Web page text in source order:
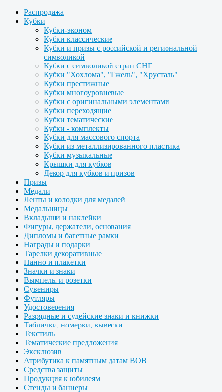
Распродажа
Кубки
Кубки-эконом
Кубки классические
Кубки и призы с российской и региональной
символикой
Кубки с символикой стран СНГ
Кубки "Хохлома", "Гжель", "Хрусталь"
Кубки престижные
Кубки многоуровневые
Кубки с оригинальными элементами
Кубки переходящие
Кубки тематические
Кубки - комплекты
Кубки для массового спорта
Кубки из металлизированного пластика
Кубки музыкальные
Крышки для кубков
Декор для кубков и призов
Призы
Медали
Ленты и колодки для медалей
Медальницы
Вкладыши и наклейки
Фигуры, держатели, основания
Дипломы и багетные рамки
Награды и подарки
Тарелки декоративные
Панно и плакетки
Значки и знаки
Вымпелы и розетки
Сувениры
Футляры
Удостоверения
Разрядные и судейские знаки и книжки
Таблички, номерки, вывески
Текстиль
Тематические предложения
Эксклюзив
Атрибутика к памятным датам ВОВ
Средства защиты
Продукция к юбилеям
Стенды и баннеры